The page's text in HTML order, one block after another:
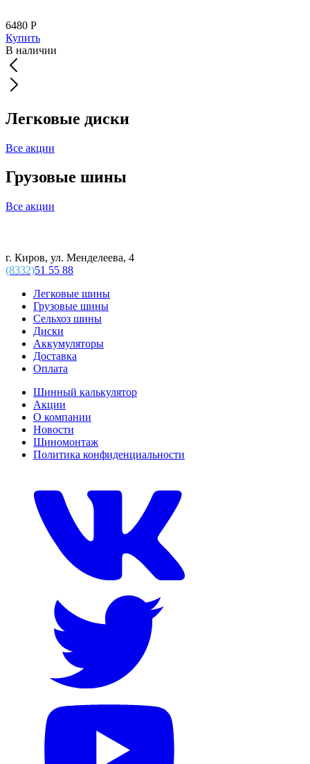
6480 Р
Купить
В наличии
Легковые диски
Все акции
Грузовые шины
Все акции
г. Киров, ул. Менделеева, 4
(8332)51 55 88
Легковые шины
Грузовые шины
Сельхоз шины
Диски
Аккумуляторы
Доставка
Оплата
Шинный калькулятор
Акции
О компании
Новости
Шиномонтаж
Политика конфиденциальности